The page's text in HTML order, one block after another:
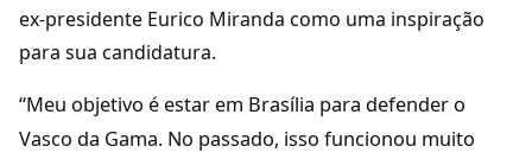
ex-presidente Eurico Miranda como uma inspiração
para sua candidatura.
“Meu objetivo é estar em Brasília para defender o
Vasco da Gama. No passado, isso funcionou muito